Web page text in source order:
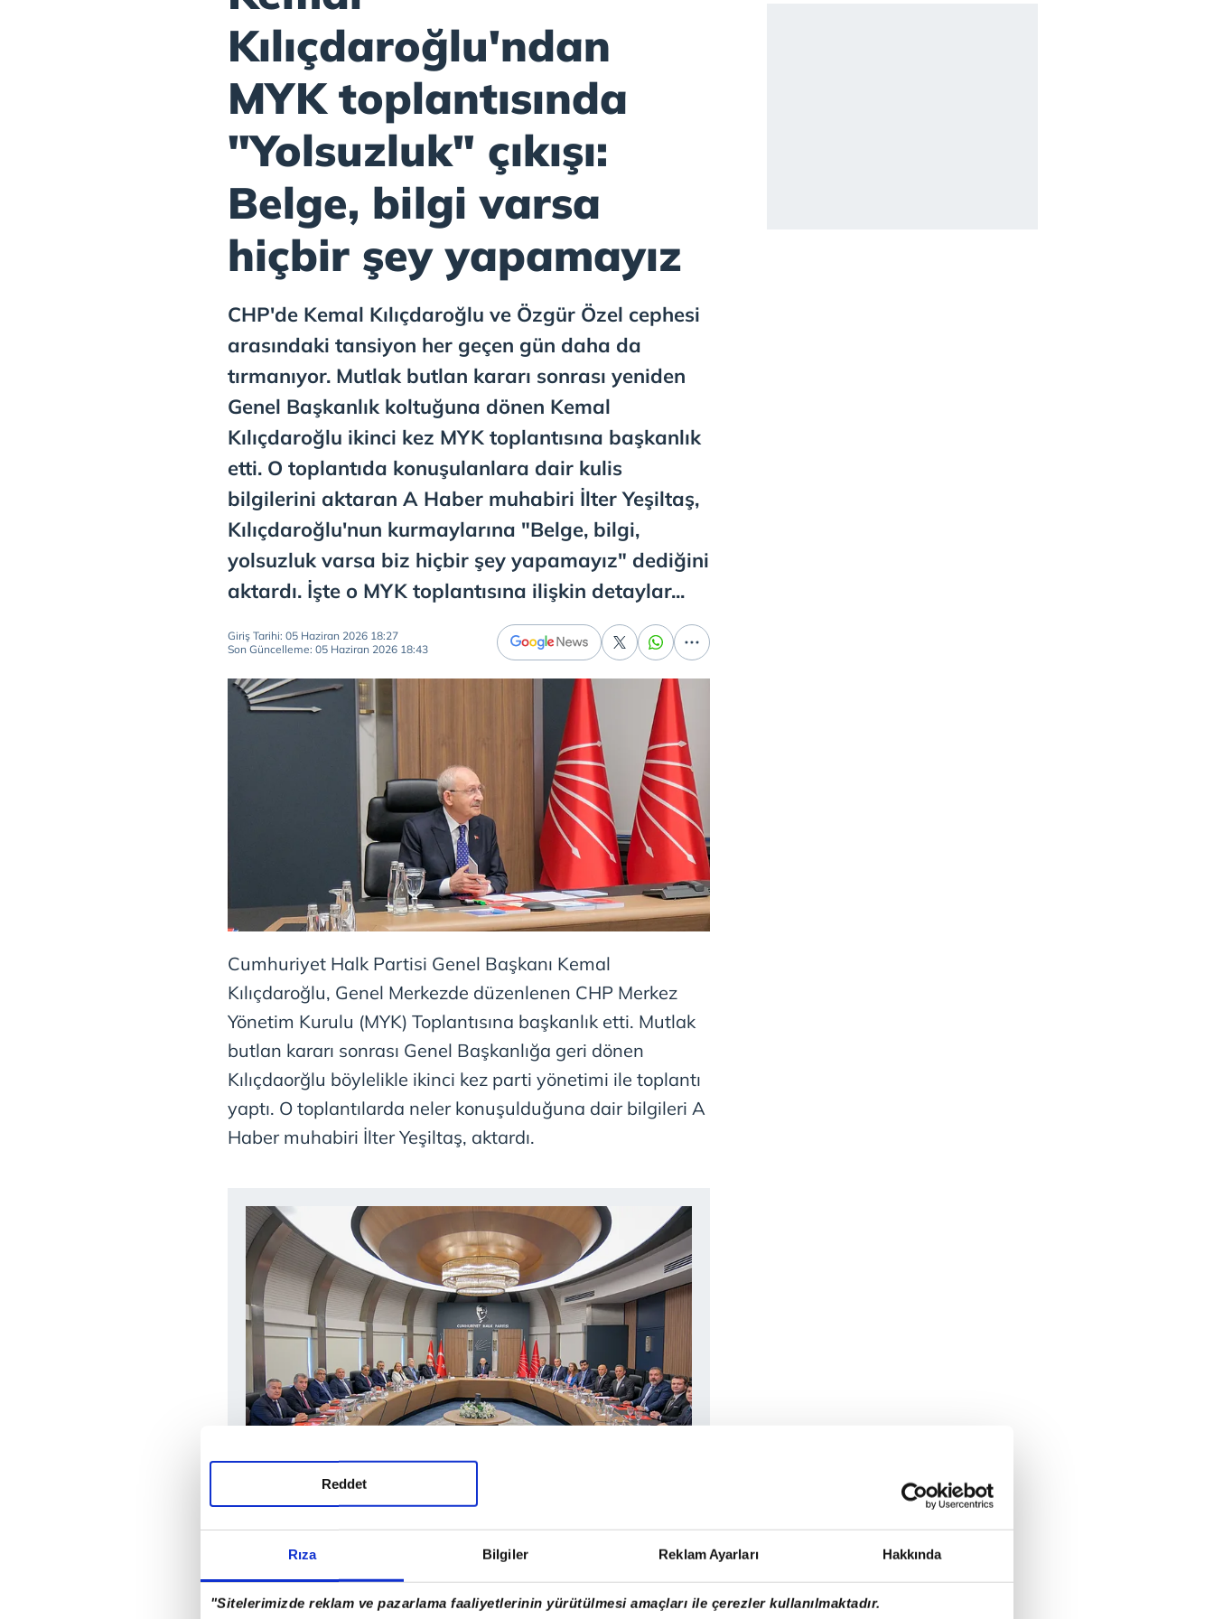
Rıza Bilgiler Reklam Ayarları Hakkında
"Sitelerimizde reklam ve pazarlama faaliyetlerinin yürütülmesi amaçları ile çerezler kullanılmaktadır.
Reddet
Kılıçdaroğlu'ndan
MYK toplantısında
"Yolsuzluk" çıkışı:
Belge, bilgi varsa
hiçbir şey yapamayız
CHP'de Kemal Kılıçdaroğlu ve Özgür Özel cephesi
arasındaki tansiyon her geçen gün daha da
tırmanıyor. Mutlak butlan kararı sonrası yeniden
Genel Başkanlık koltuğuna dönen Kemal
Kılıçdaroğlu ikinci kez MYK toplantısına başkanlık
etti. O toplantıda konuşulanlara dair kulis
bilgilerini aktaran A Haber muhabiri İlter Yeşiltaş,
Kılıçdaroğlu'nun kurmaylarına "Belge, bilgi,
yolsuzluk varsa biz hiçbir şey yapamayız" dediğini
aktardı. İşte o MYK toplantısına ilişkin detaylar...
Giriş Tarihi: 05 Haziran 2026 18:27
Son Güncelleme: 05 Haziran 2026 18:43
Cumhuriyet Halk Partisi Genel Başkanı Kemal
Kılıçdaroğlu, Genel Merkezde düzenlenen CHP Merkez
Yönetim Kurulu (MYK) Toplantısına başkanlık etti. Mutlak
butlan kararı sonrası Genel Başkanlığa geri dönen
Kılıçdaorğlu böylelikle ikinci kez parti yönetimi ile toplantı
yaptı. O toplantılarda neler konuşulduğuna dair bilgileri A
Haber muhabiri İlter Yeşiltaş, aktardı.
"YOLSUZLUK VARSA BİZ NE YAPABİLİRİZ?"
Toplantının